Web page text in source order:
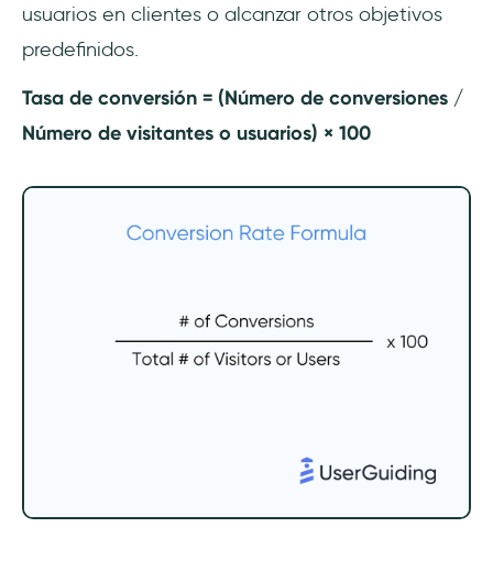
usuarios en clientes o alcanzar otros objetivos
predefinidos.
Tasa de conversión = (Número de conversiones /
Número de visitantes o usuarios) × 100